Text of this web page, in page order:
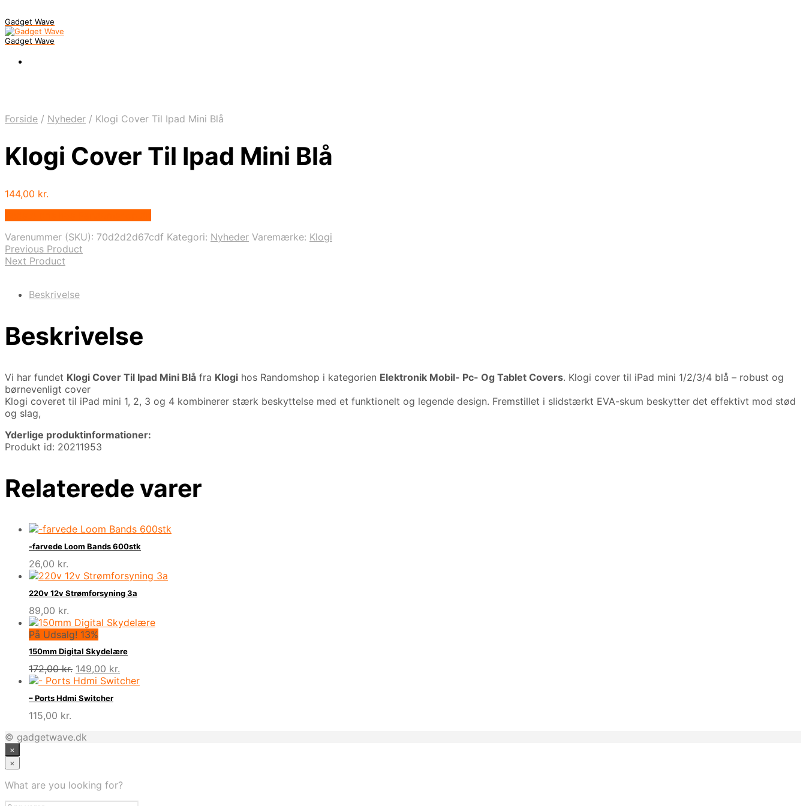
Gadget Wave
Gadget Wave
Forside / Nyheder / Klogi Cover Til Ipad Mini Blå
Klogi Cover Til Ipad Mini Blå
144,00 kr.
Varenummer (SKU): 70d2d2d67cdf Kategori: Nyheder Varemærke: Klogi
Previous Product
Next Product
Beskrivelse
Beskrivelse
Vi har fundet Klogi Cover Til Ipad Mini Blå fra Klogi hos Randomshop i kategorien Elektronik Mobil- Pc- Og Tablet Covers. Klogi cover til iPad mini 1/2/3/4 blå – robust og
børnevenligt cover
Klogi coveret til iPad mini 1, 2, 3 og 4 kombinerer stærk beskyttelse med et funktionelt og legende design. Fremstillet i slidstærkt EVA-skum beskytter det effektivt mod stød
og slag,
Yderlige produktinformationer:
Produkt id: 20211953
Relaterede varer
-farvede Loom Bands 600stk
26,00 kr.
220v 12v Strømforsyning 3a
89,00 kr.
På Udsalg! 13%
150mm Digital Skydelære
172,00kr. Den
oprindelige
pris
var:
149,00 kr.
aktuelle
– Ports Hdmi Switcher
115,00 kr.
© gadgetwave.dk
×
×
What are you looking for?